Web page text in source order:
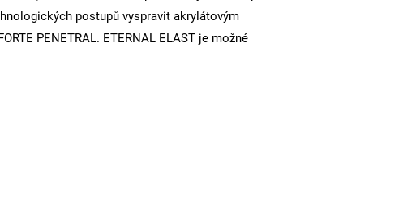
postupů vyspravit akrylátovým
PENETRAL. ETERNAL ELAST je možné